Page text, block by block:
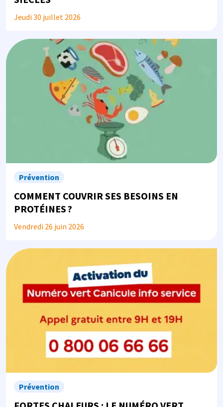
Jeudi 30 juillet 2026
Image
Prévention
COMMENT COUVRIR SES BESOINS EN
PROTÉINES ?
Vendredi 26 juin 2026
Image
Prévention